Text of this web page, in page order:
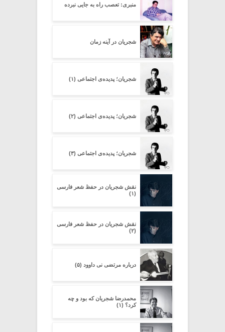
منبری: تعصب راه به جایی نبرده
شجریان در آینه زمان
شجریان؛ پدیده‌ی اجتماعی (۱)
شجریان؛ پدیده‌ی اجتماعی (۲)
شجریان؛ پدیده‌ی اجتماعی (۳)
نقش شجریان در حفظ شعر فارسی
(۱)
نقش شجریان در حفظ شعر فارسی
(۲)
درباره مرتضی نی داوود (۵)
محمدرضا شجریان که بود و چه
کرد؟ (۱)